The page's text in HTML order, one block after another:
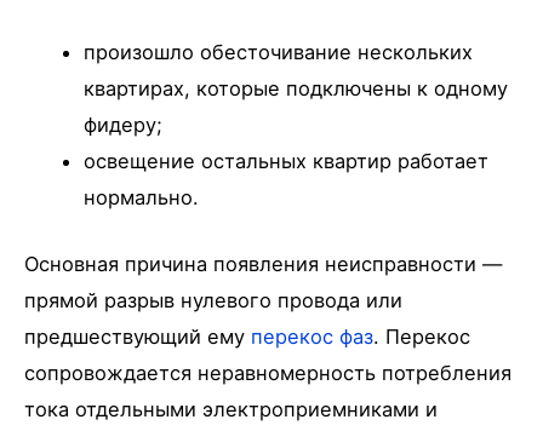
произошло обесточивание нескольких
квартирах, которые подключены к одному
фидеру;
освещение остальных квартир работает
нормально.
Основная причина появления неисправности —
прямой разрыв нулевого провода или
предшествующий ему перекос фаз. Перекос
сопровождается неравномерность потребления
тока отдельными электроприемниками и